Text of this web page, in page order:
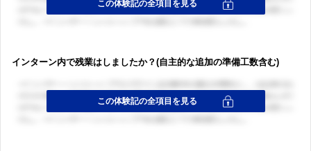
インターン内で残業はしましたか？(自主的な追加の準備工数含む)